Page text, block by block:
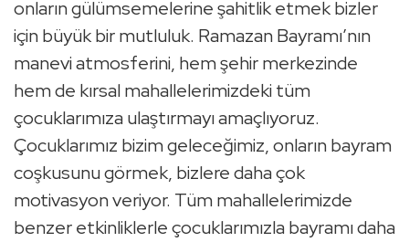
onların gülümsemelerine şahitlik etmek bizler
için büyük bir mutluluk. Ramazan Bayramı’nın
manevi atmosferini, hem şehir merkezinde
hem de kırsal mahallelerimizdeki tüm
çocuklarımıza ulaştırmayı amaçlıyoruz.
Çocuklarımız bizim geleceğimiz, onların bayram
coşkusunu görmek, bizlere daha çok
motivasyon veriyor. Tüm mahallelerimizde
benzer etkinliklerle çocuklarımızla bayramı daha